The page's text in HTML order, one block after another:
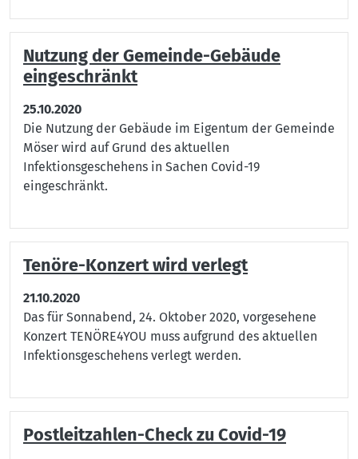
Nutzung der Gemeinde-Gebäude
eingeschränkt
25.10.2020
Die Nutzung der Gebäude im Eigentum der Gemeinde
Möser wird auf Grund des aktuellen
Infektionsgeschehens in Sachen Covid-19
eingeschränkt.
Tenöre-Konzert wird verlegt
21.10.2020
Das für Sonnabend, 24. Oktober 2020, vorgesehene
Konzert TENÖRE4YOU muss aufgrund des aktuellen
Infektionsgeschehens verlegt werden.
Postleitzahlen-Check zu Covid-19